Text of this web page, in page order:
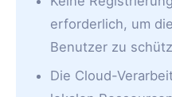
erforderlich, um
Benutzer zu
Die Cloud-